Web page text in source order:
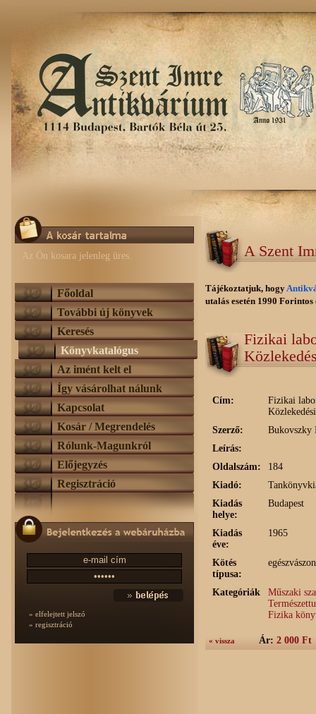
Az Ön kosara jelenleg üres.
Főoldal
További új könyvek
Keresés
Könyvkatalógus
Az imént kelt el
Így vásárolhat nálunk
Kapcsolat
Kosár / Megrendelés
Rólunk-Magunkról
Előjegyzés
Regisztráció
» elfelejtett jelszó
» regisztráció
A Szent
Tájékoztatjuk, hogy
utalás esetén 1990
Fizikai
Cím:
Fizikai
Szerző:
Bukovszky
Leírás:
Oldalszám:
184
Kiadó:
Kiadás
helye:
Budapest
Kiadás
éve:
1965
Kötés
típusa:
egészvászon
Kategóriák
Műszaki
Fizika
« vissza Ár: 2 000 Ft